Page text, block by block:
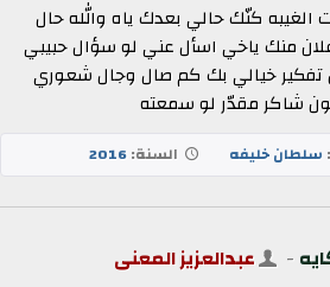
كنّك حالي بعدك ياه والله حال
منك ياخي اسأل عني لو سؤال حبيبي
تفكير خيالي بك كم صال وجال شعوري
شاكر مقدّر لو سمعته
سلطان خليفه السنة:2016
- عبدالعزيز المعنى